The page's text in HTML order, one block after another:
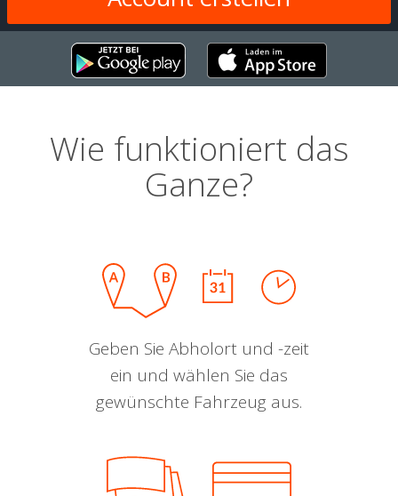
Wie funktioniert das
Ganze?
Geben Sie Abholort und -zeit
ein und wählen Sie das
gewünschte Fahrzeug aus.